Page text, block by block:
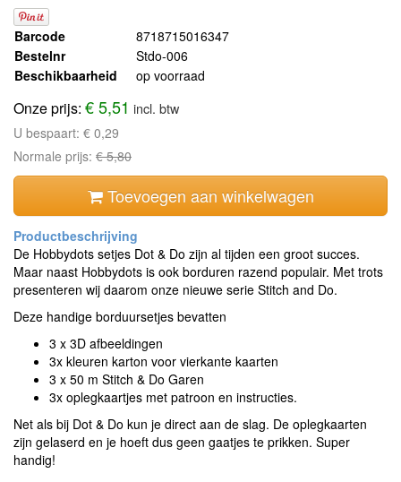
Barcode
8718715016347
Bestelnr
Stdo-006
Beschikbaarheid
op voorraad
Onze prijs: € 5,51 incl. btw
U bespaart: € 0,29
Normale prijs: € 5,80
Toevoegen aan winkelwagen
De Hobbydots setjes Dot & Do zijn al tijden een groot succes.
Maar naast Hobbydots is ook borduren razend populair. Met trots
presenteren wij daarom onze nieuwe serie Stitch and Do.
Deze handige borduursetjes bevatten
3 x 3D afbeeldingen
3x kleuren karton voor vierkante kaarten
3 x 50 m Stitch & Do Garen
3x oplegkaartjes met patroon en instructies.
Net als bij Dot & Do kun je direct aan de slag. De oplegkaarten
zijn gelaserd en je hoeft dus geen gaatjes te prikken. Super
handig!